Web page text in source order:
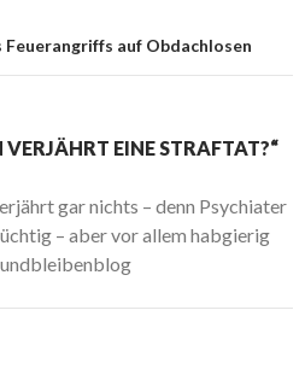
auf Obdachlosen
EINE STRAFTAT?“
gar nichts – denn Psychiater
– aber vor allem habgierig